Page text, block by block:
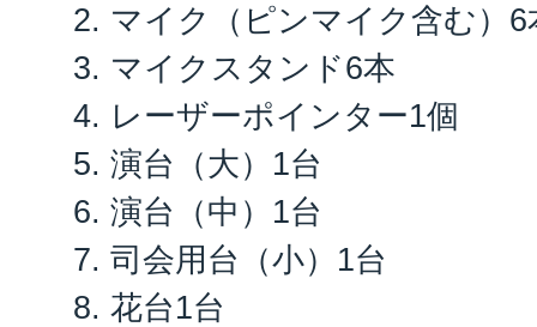
マイク（ピンマイク含む）6
マイクスタンド6本
レーザーポインター1個
演台（大）1台
演台（中）1台
司会用台（小）1台
花台1台